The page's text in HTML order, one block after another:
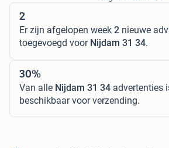
2
Er zijn afgelopen week 2 nieuwe
toegevoegd voor Nijdam 31 34.
30%
Van alle Nijdam 31 34 advertenties
beschikbaar voor verzending.